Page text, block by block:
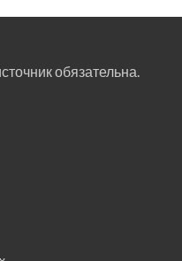
обязательна.